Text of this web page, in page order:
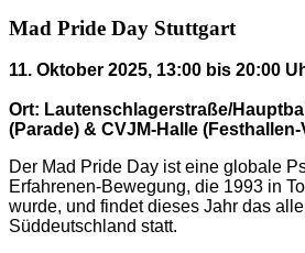
Mad Pride Day Stuttgart
11. Oktober 2025, 13:00 bis 20:00
Ort: Lautenschlagerstraße/
(Parade) & CVJM-Halle
Der Mad Pride Day ist eine globale
Erfahrenen-Bewegung, die 1993 in
wurde, und findet dieses Jahr das
Süddeutschland statt.